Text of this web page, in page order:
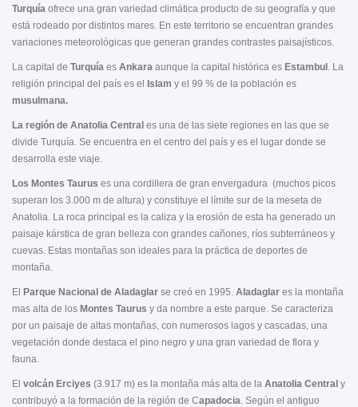
Turquía ofrece una gran variedad climática producto de su geografía y que
está rodeado por distintos mares. En este territorio se encuentran grandes
variaciones meteorológicas que generan grandes contrastes paisajísticos.
La capital de Turquía es Ankara aunque la capital histórica es Estambul . La
religión principal del país es el
Islam y el 99 % de la población es
musulmana.
La región de Anatolia Central es una de las siete regiones en las que se
divide Turquía. Se encuentra en el centro del país y es el lugar donde se
desarrolla este viaje.
Los Montes Taurus es una cordillera de gran envergadura (muchos picos
superan los 3.000 m de altura) y constituye el límite sur de la meseta de
Anatolia. La roca principal es la caliza y la erosión de esta ha generado un
paisaje kárstica de gran belleza con grandes cañones, ríos subterráneos y
cuevas. Estas montañas son ideales para la práctica de deportes de
montaña.
El Parque Nacional de Aladaglar se creó en 1995. Aladaglar es la montaña
mas alta de los Montes Taurus y da nombre a este parque. Se caracteriza
por un paisaje de altas montañas, con numerosos lagos y cascadas, una
vegetación donde destaca el pino negro y una gran variedad de flora y
fauna.
El volcán Erciyes (3.917 m) es la montaña más alta de la Anatolia Central y
contribuyó a la formación de la región de Capadocia. Según el antiguo